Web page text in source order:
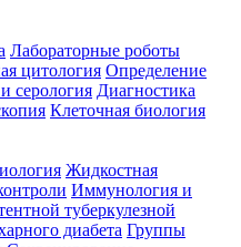
Лабораторные роботы
цитология Определение
серология Диагностика
Клеточная биология
Жидкостная
Иммунология и
туберкулезной
диабета Группы